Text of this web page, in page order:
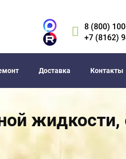
8 (800)
+7 (8162)
Доставка Контакты
жидкости,